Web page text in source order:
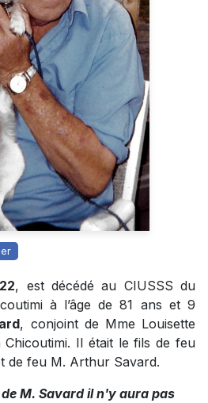
, est décédé au CIUSSS du
à l’âge de 81 ans et 9
, conjoint de Mme Louisette
Chicoutimi. Il était le fils de feu
de feu M. Arthur Savard.
M. Savard il n'y aura pas